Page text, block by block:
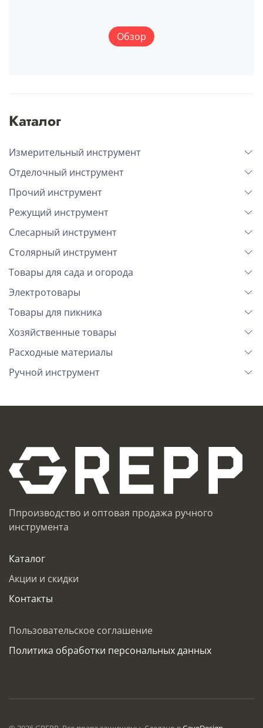
Обзор
Каталог
Измерительный инструмент
Отделочный инструмент
Прочий инструмент
Режущий инструмент
Слесарный инструмент
Столярный инструмент
Товары для сада и огорода
Электротовары
Товары для пикника
Хозяйственные товары
Расходные материалы
Ручной инструмент
Ппроизводство и оптовая продажа ручного
инструмента
Каталог
Акции и скидки
Контакты
Пользовательское соглашение
Политика обработки персональных данных